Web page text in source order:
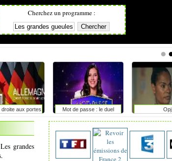
Cherchez un programme :
droite aux portes
en saxe-anhalt
?
Mot de passe : le duel Opj
grandes